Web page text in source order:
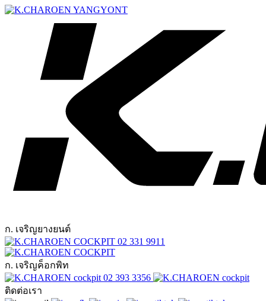
ก. เจริญยางยนต์
02 331 9911
ก. เจริญค็อกพิท
02 393 3356
ติดต่อเรา